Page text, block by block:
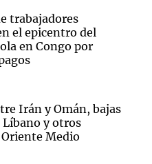
trabajadores
el epicentro del
en Congo por
Irán y Omán, bajas
Líbano y otros
Medio